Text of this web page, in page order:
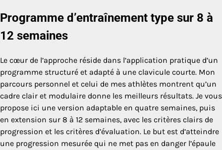
Programme d’entraînement type sur 8 à
12 semaines
Le cœur de l’approche réside dans l’application pratique d’un
programme structuré et adapté à une clavicule courte. Mon
parcours personnel et celui de mes athlètes montrent qu’un
cadre clair et modulaire donne les meilleurs résultats. Je vous
propose ici une version adaptable en quatre semaines, puis
en extension sur 8 à 12 semaines, avec les critères clairs de
progression et les critères d’évaluation. Le but est d’atteindre
une progression mesurée qui ne met pas en danger l’épaule